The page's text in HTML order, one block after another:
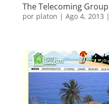
The Telecoming Group
por platon | Ago 4, 2013 |